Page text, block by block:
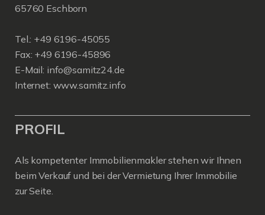
65760 Eschborn
Tel.: +49 6196-45055
Fax: +49 6196-45896
E-Mail: info@samitz24.de
Internet: www.samitz.info
PROFIL
Als kompetenter Immobilienmakler stehen wir Ihnen
beim Verkauf und bei der Vermietung Ihrer Immobilie
zur Seite.